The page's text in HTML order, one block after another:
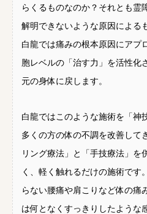
らくるものなのか？それとも霊
解明できないような原因による
白龍では痛みの根本原因にアプ
胞レベルの「治す力」を活性化
元の身体に戻します。
白龍ではこのような施術を「神
多くの方の体の不調を改善して
リング療法」と「手技療法」を
く、軽く触れるだけの施術です
らない腰痛や肩こりなど体の痛
は何となくすっきりしたような